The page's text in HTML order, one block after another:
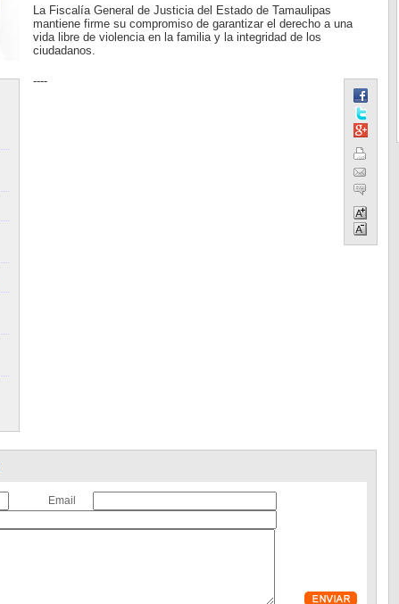
La Fiscalía General de Justicia del Estado de Tamaulipas
mantiene firme su compromiso de garantizar el derecho a una
vida libre de violencia en la familia y la integridad de los
ciudadanos.
----
Email